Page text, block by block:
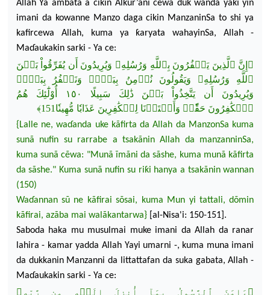
Allah Ya ambata a cikin Al ƙur’ani cewa duk wanda yaƙi yin
imani da kowanne Manzo daga cikin ManzaninSa to shi ya
kafircewa Allah, kuma ya ƙaryata wahayinSa, Allah -
Maɗaukakin sarki - Ya ce:
﴿إِنَّ ٱلَّذِينَ يَكۡفُرُونَ بِٱللَّهِ وَرُسُلِهِۦ وَيُرِيدُونَ أَن يُفَرِّقُواْ بَيۡنَ
ٱللَّهِ وَرُسُلِهِۦ وَيَقُولُونَ نُؤۡمِنُ بِبَعۡضٖ وَنَكۡفُرُ بِبَعۡضٖ
وَيُرِيدُونَ أَن يَتَّخِذُواْ بَيۡنَ ذَٰلِكَ سَبِيلًا ١٥٠ أُوْلَٰٓئِكَ هُمُ
ٱلۡكَٰفِرُونَ حَقّٗاۚ وَأَعۡتَدۡنَا لِلۡكَٰفِرِينَ عَذَابٗا مُّهِينٗا151﴾
{Lalle ne, waɗanda uke kãfirta da Allah da ManzonSa kuma
sunã nufin su rarrabe a tsakãnin Allah da manzanninSa,
kuma sunã cẽwa: "Munã ĩmãni da sãshe, kuma munã kãfirta
da sãshe." Kuma sunã nufin su riƙi hanya a tsakãnin wannan
(150)
Waɗannan sũ ne kãfirai sõsai, kuma Mun yi tattali, dõmin
kãfirai, azãba mai walãkantarwa}[ al-Nisa'i: 150-151].
Saboda haka mu musulmai muke imani da Allah da ranar
lahira - kamar yadda Allah Yayi umarni -, kuma muna imani
da dukkanin Manzanni da littattafan da suka gabata, Allah -
Maɗaukakin sarki - Ya ce:
﴿ءَامَنَ ٱلرَّسُولُ بِمَآ أُنزِلَ إِلَيۡهِ مِن رَّبِّهِۦ